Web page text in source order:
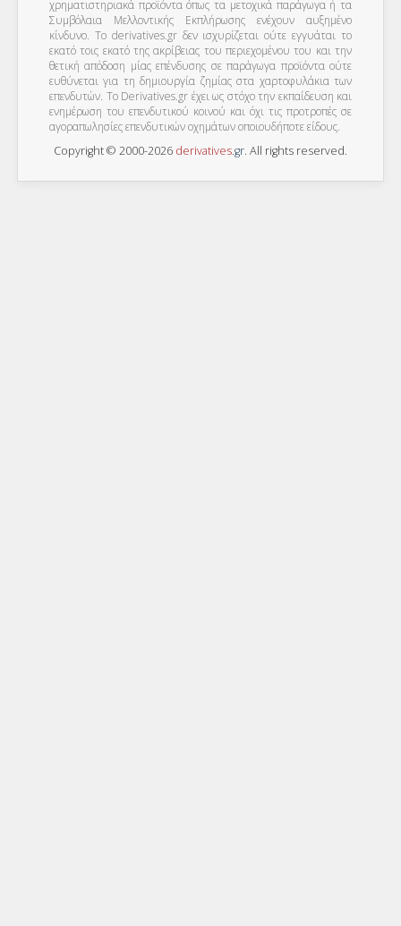
χρηματιστηριακά προϊόντα όπως τα μετοχικά παράγωγα ή τα
Συμβόλαια Μελλοντικής Εκπλήρωσης ενέχουν αυξημένο
κίνδυνο. Το derivatives.gr δεν ισχυρίζεται ούτε εγγυάται το
εκατό τοις εκατό της ακρίβειας του περιεχομένου του και την
θετική απόδοση μίας επένδυσης σε παράγωγα προϊόντα ούτε
ευθύνεται για τη δημιουργία ζημίας στα χαρτοφυλάκια των
επενδυτών. To Derivatives.gr έχει ως στόχο την εκπαίδευση και
ενημέρωση του επενδυτικού κοινού και όχι τις προτροπές σε
αγοραπωλησίες επενδυτικών οχημάτων οποιουδήποτε είδους.
Copyright © 2000-2026 derivatives.gr. All rights reserved.